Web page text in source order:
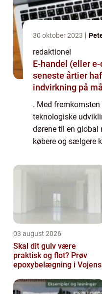
30 oktober 2023
redaktionel
E-handel (eller
seneste årtier
indvirkning på
sælger produkter
. Med
teknologiske
dørene til en global
købere og sælgere
dykke ned i
03 august 2026
Skal dit gulv være
praktisk og flot? Prøv
epoxybelægning i Vojens